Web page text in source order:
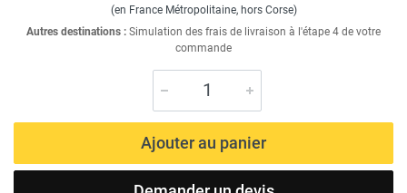
(en France Métropolitaine, hors Corse)
Autres destinations : Simulation des frais de livraison à l'étape 4 de votre
commande
Ajouter au panier